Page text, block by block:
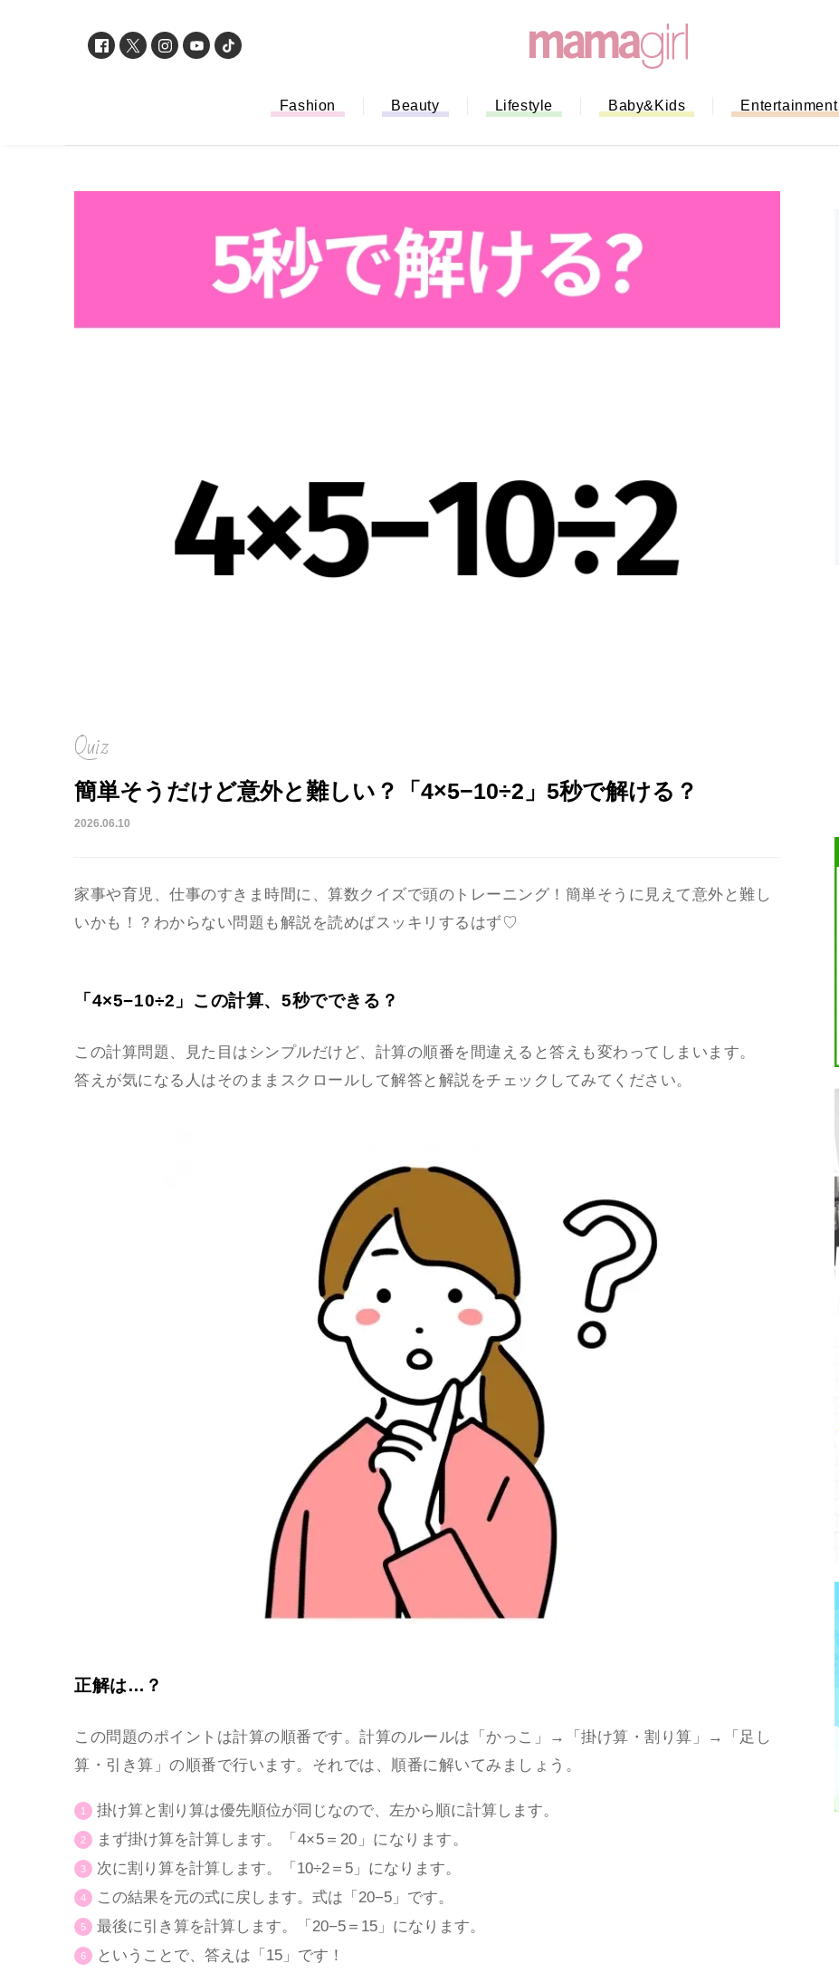
Fashion Beauty Lifestyle Baby&Kids Entertainment
Quiz
簡単そうだけど意外と難しい？「4×5−10÷2」5秒で解ける？
2026.06.10
家事や育児、仕事のすきま時間に、算数クイズで頭のトレーニング！簡単そうに見えて意外と難し
いかも！？わからない問題も解説を読めばスッキリするはず♡
「4×5−10÷2」この計算、5秒でできる？
この計算問題、見た目はシンプルだけど、計算の順番を間違えると答えも変わってしまいます。
答えが気になる人はそのままスクロールして解答と解説をチェックしてみてください。
正解は…？
この問題のポイントは計算の順番です。計算のルールは「かっこ」→「掛け算・割り算」→「足し
算・引き算」の順番で行います。それでは、順番に解いてみましょう。
掛け算と割り算は優先順位が同じなので、左から順に計算します。
まず掛け算を計算します。
「4×5＝20」になります。
次に割り算を計算します。「10÷2＝5」になります。
この結果を元の式に戻します。式は「20−5」です。
最後に引き算を計算します。「20−5＝15」になります。
ということで、答えは「15」です！